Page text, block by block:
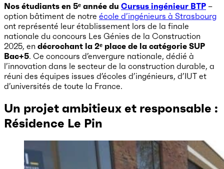
Nos étudiants en 5ᵉ année du Cursus ingénieur BTP –
option bâtiment de notre école d’ingénieurs à Strasbourg
ont représenté leur établissement lors de la finale
nationale du concours Les Génies de la Construction
2025, en décrochant la 2ᵉ place de la catégorie SUP
Bac+5. Ce concours d’envergure nationale, dédié à
l’innovation dans le secteur de la construction durable, a
réuni des équipes issues d’écoles d’ingénieurs, d’IUT et
d’universités de toute la France.
Un projet ambitieux et responsable :
Résidence Le Pin